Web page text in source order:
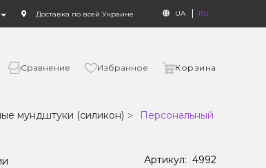
Доставка по всей Украине UA RU
Сравнение Избранное Корзина
мундштуки (силикон) Персональный
Артикул: 4992